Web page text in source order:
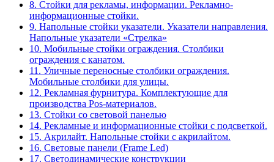
8. Стойки для рекламы, информации. Рекламно-
информационные стойки.
9. Напольные стойки указатели. Указатели направления.
Напольные указатели «Стрелка»
10. Мобильные стойки ограждения. Столбики
ограждения с канатом.
11. Уличные переносные столбики ограждения.
Мобильные столбики для улицы.
12. Рекламная фурнитура. Комплектующие для
производства Pos-материалов.
13. Стойки со световой панелью
14. Рекламные и информационные стойки с подсветкой.
15. Акрилайт. Напольные стойки с акрилайтом.
16. Световые панели (Frame Led)
17. Светодинамические конструкции